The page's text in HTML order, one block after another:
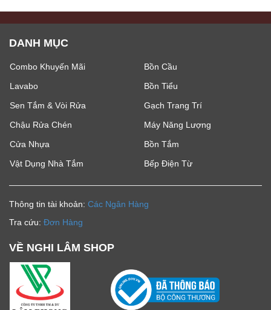
DANH MỤC
Combo Khuyến Mãi
Bồn Cầu
Lavabo
Bồn Tiểu
Sen Tắm & Vòi Rửa
Gạch Trang Trí
Chậu Rửa Chén
Máy Năng Lượng
Cửa Nhựa
Bồn Tắm
Vật Dụng Nhà Tắm
Bếp Điện Từ
Thông tin tài khoản: Các Ngân Hàng
Tra cứu: Đơn Hàng
VỀ NGHI LÂM SHOP